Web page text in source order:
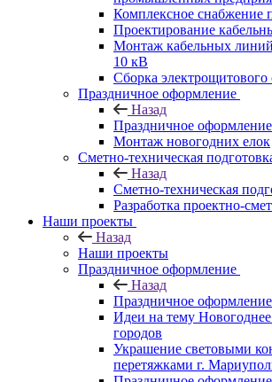
Комплексное снабжение
Проектирование
Монтаж кабельных
10 кВ
Сборка электрощитового
Праздничное оформление
Назад
Праздничное оформление
Монтаж новогодних елок
Сметно-техническая
Назад
Сметно-техническая
Разработка проектно-
Наши проекты
Назад
Наши проекты
Праздничное оформление
Назад
Праздничное оформление
Идеи на тему
городов
Украшение световыми
перетяжками г.